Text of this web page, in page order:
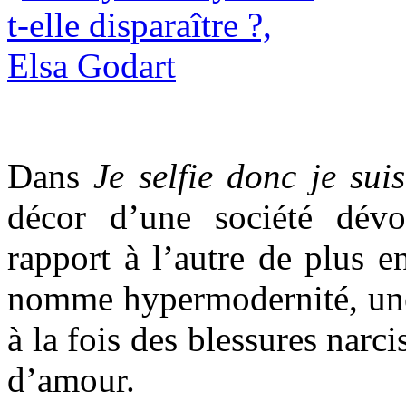
DansJe selfie donc je
décor d’une société
rapport à l’autre de plus
nomme hypermodernité,
à la fois des blessures
d’amour.